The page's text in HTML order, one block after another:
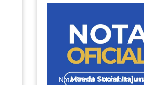
Nota Oficial – Moeda Itajuru